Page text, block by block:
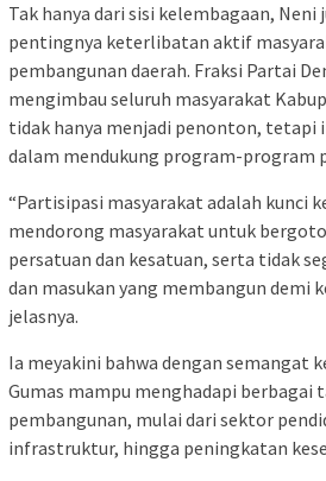
Tak hanya dari sisi kelembagaan, Neni
pentingnya keterlibatan aktif
pembangunan daerah. Fraksi Partai
mengimbau seluruh masyarakat
tidak hanya menjadi penonton, tetapi
dalam mendukung program-program
“Partisipasi masyarakat adalah kunci
mendorong masyarakat untuk
persatuan dan kesatuan, serta tidak
dan masukan yang membangun demi
jelasnya.
Ia meyakini bahwa dengan semangat
Gumas mampu menghadapi berbagai
pembangunan, mulai dari sektor
infrastruktur, hingga peningkatan